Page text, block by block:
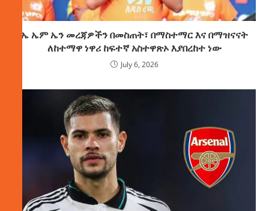
ኤ ኤም ኤን መረጃዎችን በመስጠት፣ በማስተማር እና በማዝናናት
ለከተማዋ ነዋሪ ከፍተኛ አስተዋጽኦ እያበረከተ ነው
July 6, 2026